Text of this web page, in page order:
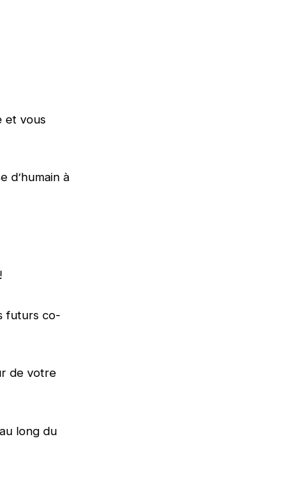
et vous
d’humain à
futurs co-
de votre
long du